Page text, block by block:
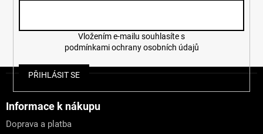
podmínkami ochrany osobních údajů
PŘIHLÁSIT SE
Informace k nákupu
Doprava a platba